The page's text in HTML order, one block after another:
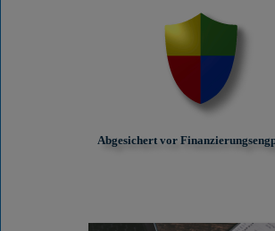
Abgesichert vor